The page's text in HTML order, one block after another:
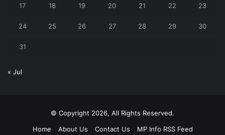
17 18 19 20 21 22 23
24 25 26 27 28 29 30
31
« Jul
© Copyright 2026, All Rights Reserved.
Home
About Us Contact Us MP Info RSS Feed